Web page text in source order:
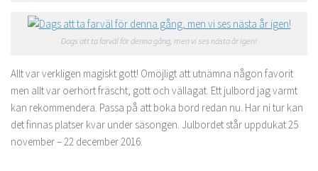
Dags att ta farväl för denna gång, men vi ses nästa år igen!
Allt var verkligen magiskt gott! Omöjligt att utnämna någon favorit
men allt var oerhört fräscht, gott och vällagat. Ett julbord jag varmt
kan rekommendera. Passa på att boka bord redan nu. Har ni tur kan
det finnas platser kvar under säsongen. Julbordet står uppdukat 25
november – 22 december 2016.